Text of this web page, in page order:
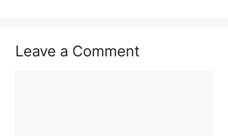
Leave a Comment